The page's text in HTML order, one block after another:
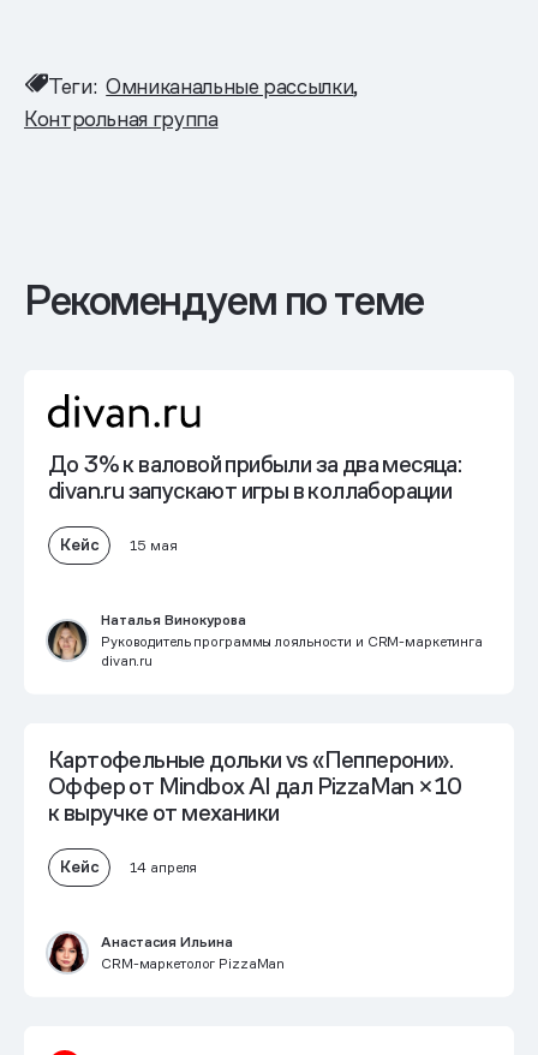
Теги: Омниканальные рассылки
Контрольная группа
Рекомендуем по теме
До 3% к валовой прибылиза два месяца:
divan.ru запускают игры в коллаборации
Кейс 15 мая
Наталья Винокурова
Руководитель программы лояльности и CRM-маркетинга
divan.ru
Картофельные дольки vs «Пепперони».
Оффер от Mindbox AI дал PizzaMan ×10
к выручке от механики
Кейс 14 апреля
Анастасия Ильина
CRM-маркетолог PizzaMan